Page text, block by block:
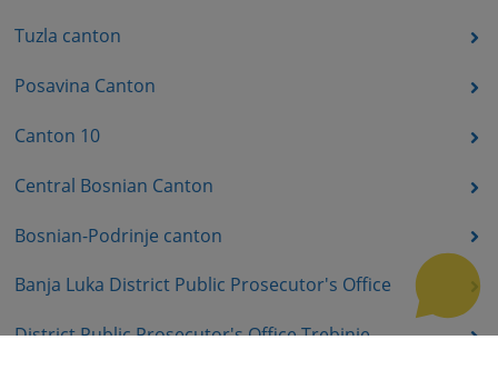
Tuzla canton
Posavina Canton
Canton 10
Central Bosnian Canton
Bosnian-Podrinje canton
Banja Luka District Public Prosecutor's Office
District Public Prosecutor's Office Trebinje